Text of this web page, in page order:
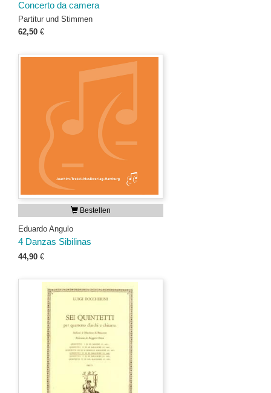
Concerto da camera
Partitur und Stimmen
62,50 €
Bestellen
Eduardo Angulo
4 Danzas Sibilinas
44,90 €